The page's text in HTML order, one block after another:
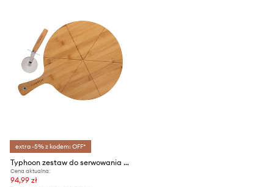
extra -5% z kodem: OFF*
Typhoon zestaw do serwowania pizzy
Cena aktualna:
94,99 zł